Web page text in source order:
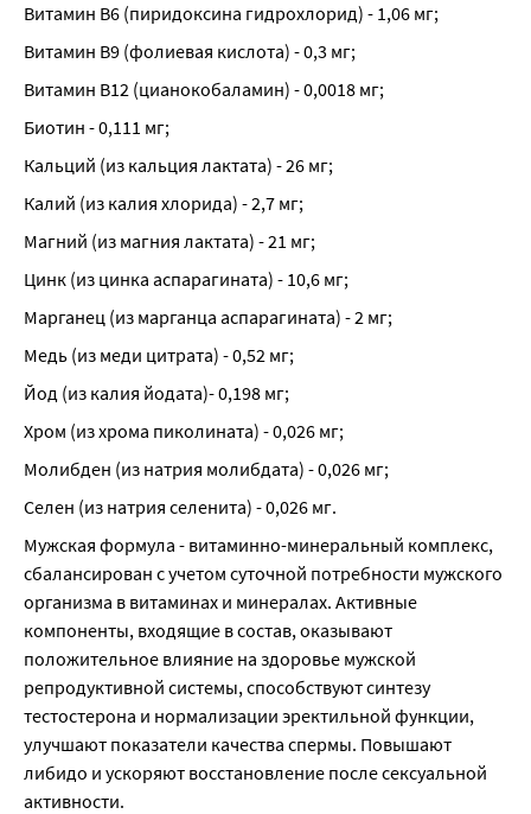
Витамин В6 (пиридоксина гидрохлорид) - 1,06 мг;
Витамин В9 (фолиевая кислота) - 0,3 мг;
Витамин В12 (цианокобаламин) - 0,0018 мг;
Биотин - 0,111 мг;
Кальций (из кальция лактата) - 26 мг;
Калий (из калия хлорида) - 2,7 мг;
Магний (из магния лактата) - 21 мг;
Цинк (из цинка аспарагината) - 10,6 мг;
Марганец (из марганца аспарагината) - 2 мг;
Медь (из меди цитрата) - 0,52 мг;
Йод (из калия йодата)- 0,198 мг;
Хром (из хрома пиколината) - 0,026 мг;
Молибден (из натрия молибдата) - 0,026 мг;
Селен (из натрия селенита) - 0,026 мг.
Мужская формула - витаминно-минеральный комплекс,
сбалансирован с учетом суточной потребности мужского
организма в витаминах и минералах. Активные
компоненты, входящие в состав, оказывают
положительное влияние на здоровье мужской
репродуктивной системы, способствуют синтезу
тестостерона и нормализации эректильной функции,
улучшают показатели качества спермы. Повышают
либидо и ускоряют восстановление после сексуальной
активности.